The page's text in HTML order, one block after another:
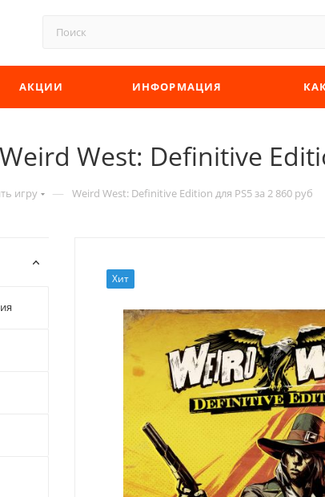
АКЦИИ ИНФОРМАЦИЯ
West: Definitive
игру — Weird West: Definitive Edition для PS5 за 2 860 руб
Хит